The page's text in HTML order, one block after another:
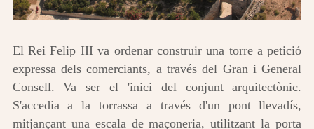
El Rei Felip III va ordenar construir una torre a petició
expressa dels comerciants, a través del Gran i General
Consell. Va ser el 'inici del conjunt arquitectònic.
S'accedia a la torrassa a través d'un pont llevadís,
mitjançant una escala de maçoneria, utilitzant la porta